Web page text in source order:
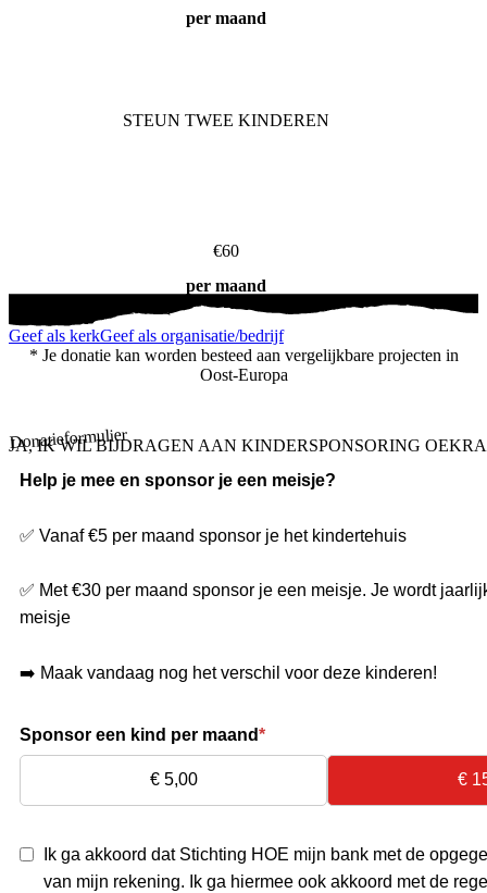
per maand
STEUN TWEE KINDEREN
€60
per maand
Geef als kerkGeef als organisatie/bedrijf
* Je donatie kan worden besteed aan vergelijkbare projecten in
Oost-Europa
Donatieformulier
JA, IK WIL BIJDRAGEN AAN KINDERSPONSORING